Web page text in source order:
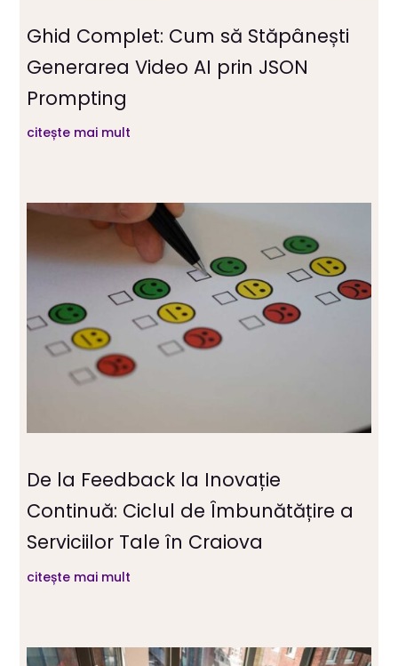
Ghid Complet: Cum să Stăpânești
Generarea Video AI prin JSON
Prompting
citește mai mult
De la Feedback la Inovație
Continuă: Ciclul de Îmbunătățire a
Serviciilor Tale în Craiova
citește mai mult